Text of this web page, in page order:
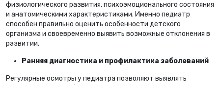
физиологического развития, психоэмоционального состояния
и анатомическими характеристиками. Именно педиатр
способен правильно оценить особенности детского
организма и своевременно выявить возможные отклонения в
развитии.
Ранняя диагностика и профилактика заболеваний
Регулярные осмотры у педиатра позволяют выявлять